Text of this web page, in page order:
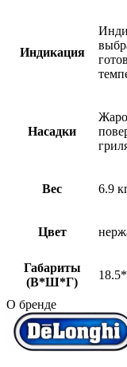
Индикация
Насадки
Вес 6.9
Цвет
Габариты
(В*Ш*Г)
О бренде